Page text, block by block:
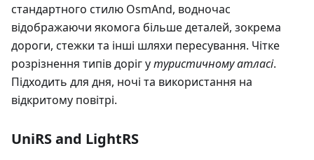
стандартного стилю OsmAnd, водночас
відображаючи якомога більше деталей, зокрема
дороги, стежки та інші шляхи пересування. Чітке
розрізнення типів доріг утуристичному атласі.
Підходить для дня, ночі та використання на
відкритому повітрі.
UniRS and LightRS